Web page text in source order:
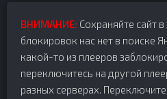
ВНИМАНИЕ: Сохраняйте сайт
блокировок нас нет в поиске
какой-то из плееров
переключитесь на другой
разных серверах.